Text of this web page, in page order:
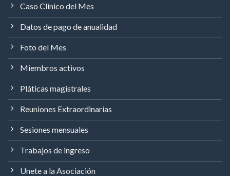
Caso Clínico del Mes
Datos de pago de anualidad
Foto del Mes
Miembros activos
Pláticas magistrales
Reuniones Extraordinarias
Sesiones mensuales
Trabajos de ingreso
Unete a la Asociación